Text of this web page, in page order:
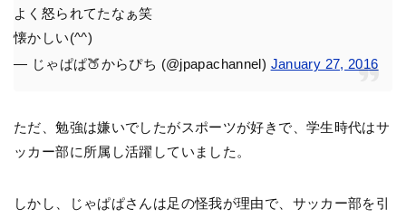
よく怒られてたなぁ笑
懐かしい(^^)
— じゃぱぱ🍑からぴち (@jpapachannel) January 27, 2016
ただ、勉強は嫌いでしたがスポーツが好きで、学生時代はサ
ッカー部に所属し活躍していました。
しかし、じゃぱぱさんは足の怪我が理由で、サッカー部を引